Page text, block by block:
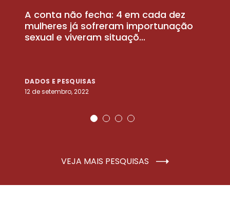
A conta não fecha: 4 em cada dez
mulheres já sofreram importunação
sexual e viveram situaçõ...
DADOS E PESQUISAS
12 de setembro, 2022
VEJA MAIS PESQUISAS